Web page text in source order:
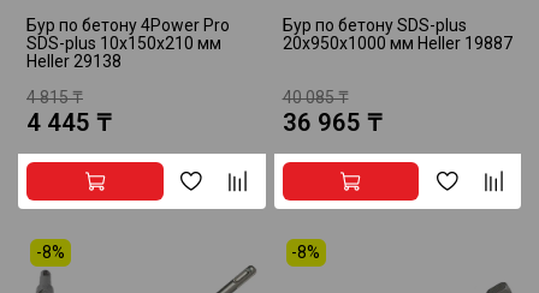
Бур по бетону 4Power Pro
SDS-plus 10х150х210 мм
Heller 29138
4 815 ₸
4 445 ₸
Бур по бетону SDS-plus
20x950x1000 мм Heller 19887
40 085 ₸
36 965 ₸
-8% -8%